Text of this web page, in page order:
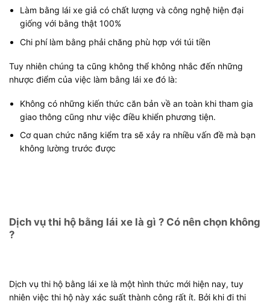
Làm bằng lái xe giả có chất lượng và công nghệ hiện đại
giống với bằng thật 100%
Chi phí làm bằng phải chăng phù hợp với túi tiền
Tuy nhiên chúng ta cũng không thể không nhắc đến những
nhược điểm của việc làm bằng lái xe đó là:
Không có những kiến thức căn bản về an toàn khi tham gia
giao thông cũng như việc điều khiển phương tiện.
Cơ quan chức năng kiểm tra sẽ xảy ra nhiều vấn đề mà bạn
không lường trước được
Dịch vụ thi hộ bằng lái xe là gì ? Có nên chọn không
?
Dịch vụ thi hộ bằng lái xe là một hình thức mới hiện nay, tuy
nhiên việc thi hộ này xác suất thành công rất ít. Bởi khi đi thi